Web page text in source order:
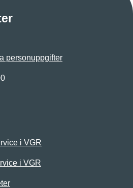
personuppgifter
i VGR
i VGR